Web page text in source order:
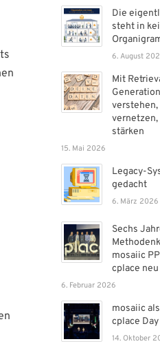
Die
steht in
6. August
Mit
verstehen,
stärken
15. Mai 2026
Legacy-
gedacht
6. März 2026
Sechs
mosaiic
cplace
6. Februar 2026
mosaiic
cplace Day
14. Oktober